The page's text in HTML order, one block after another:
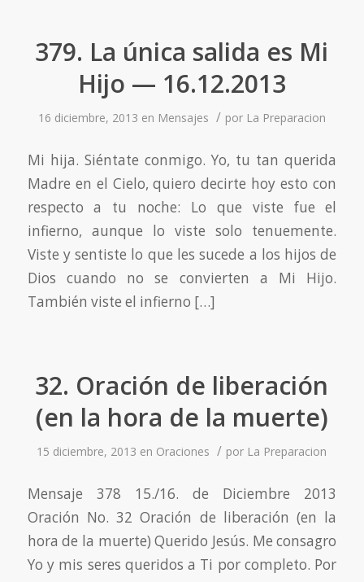
379. La única salida es Mi
Hijo — 16.12.2013
16 diciembre, 2013 en Mensajes / por La Preparacion
Mi hija. Siéntate conmigo. Yo, tu tan querida
Madre en el Cielo, quiero decirte hoy esto con
respecto a tu noche: Lo que viste fue el
infierno, aunque lo viste solo tenuemente.
Viste y sentiste lo que les sucede a los hijos de
Dios cuando no se convierten a Mi Hijo.
También viste el infierno […]
32. Oración de liberación
(en la hora de la muerte)
15 diciembre, 2013 en Oraciones / por La Preparacion
Mensaje 378 15./16. de Diciembre 2013
Oración No. 32 Oración de liberación (en la
hora de la muerte) Querido Jesús. Me consagro
Yo y mis seres queridos a Ti por completo. Por